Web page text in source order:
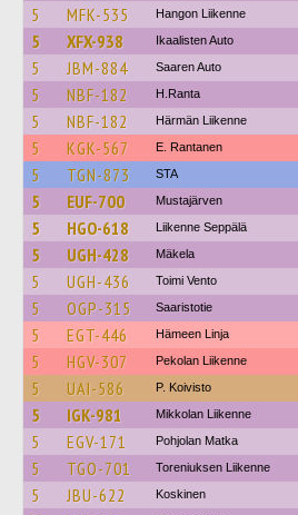
5 MFK-535 Hangon Liikenne
5 XFX-938 Ikaalisten Auto
5 JBM-884 Saaren Auto
5 NBF-182 H.Ranta
5 NBF-182 Härmän Liikenne
5 KGK-567 E. Rantanen
5 TGN-873 STA
5 EUF-700 Mustajärven
5 HGO-618 Liikenne Seppälä
5 UGH-428 Mäkela
5 UGH-436 Toimi Vento
5 OGP-315 Saaristotie
5 EGT-446 Hämeen Linja
5 HGV-307 Pekolan Liikenne
5 UAI-586 P. Koivisto
5 IGK-981 Mikkolan Liikenne
5 EGV-171 Pohjolan Matka
5 TGO-701 Toreniuksen Liikenne
5 JBU-622 Koskinen